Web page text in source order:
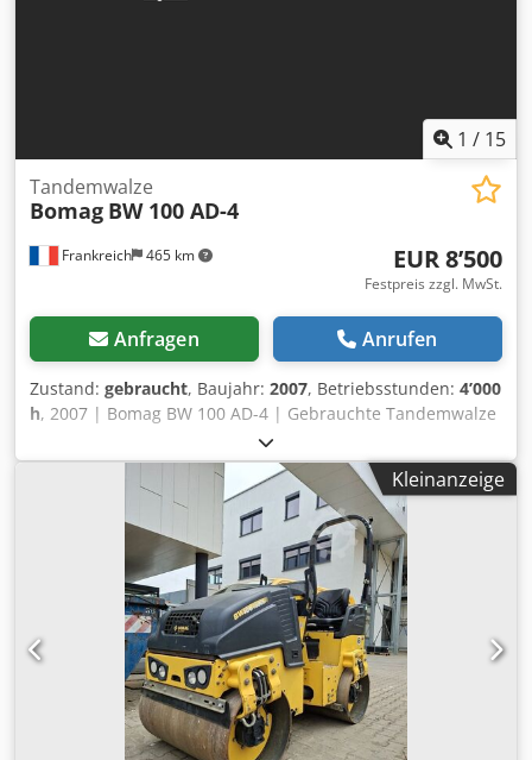
1 / 15
Frankreich 465 km
Tandemwalze
Bomag BW 100 AD-4
EUR 8’500
Festpreis zzgl. MwSt.
Anfragen Anrufen
Zustand: gebraucht, Baujahr: 2007, Betriebsstunden: 4’000
h, 2007 | Bomag BW 100 AD-4 | Gebrauchte Tandemwalze
| 4000 hours 📍Location: Frankreich 🚛 Delivery available to
your destination – Use our shipping calculator to estimate
transport costs! 💰 Buy Now for EUR 8500 or Make an Offer.
Payment at delivery available for an affordable fee (subject
to approval)* 👷‍♂️ Inspected by an independent expert 44
Inspektionspunkte 42 genehmigt ✅ 2 unvollkommene ℹ️ 0
Ausgaben ⚠️ 📌 Inspector's Comment: Maschine in gutem
Zustand. Der Zähler wurde ausgetauscht, daher sind die
200 Stunden nicht real, aber alles ist in Ordnung und es
gibt nichts zu berichten. 📄 Want to see the full inspection,
extra photos, or a video? Tip: The reference "40959
Equippo" is commonly used when looking up more details
online. 💡 Why this machine and our service stands out:
Kleinanzeige